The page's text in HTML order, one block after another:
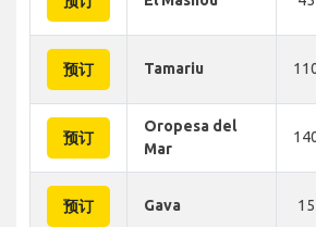
预订 Tamariu
预订
Oropesa del
Mar
预订 Gava 15